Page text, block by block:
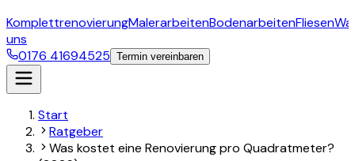
KomplettrenovierungMalerarbeitenBodenarbeitenFliesen
uns
0176 41694525 Termin vereinbaren
Start
Ratgeber
Was kostet eine Renovierung pro Quadratmeter?